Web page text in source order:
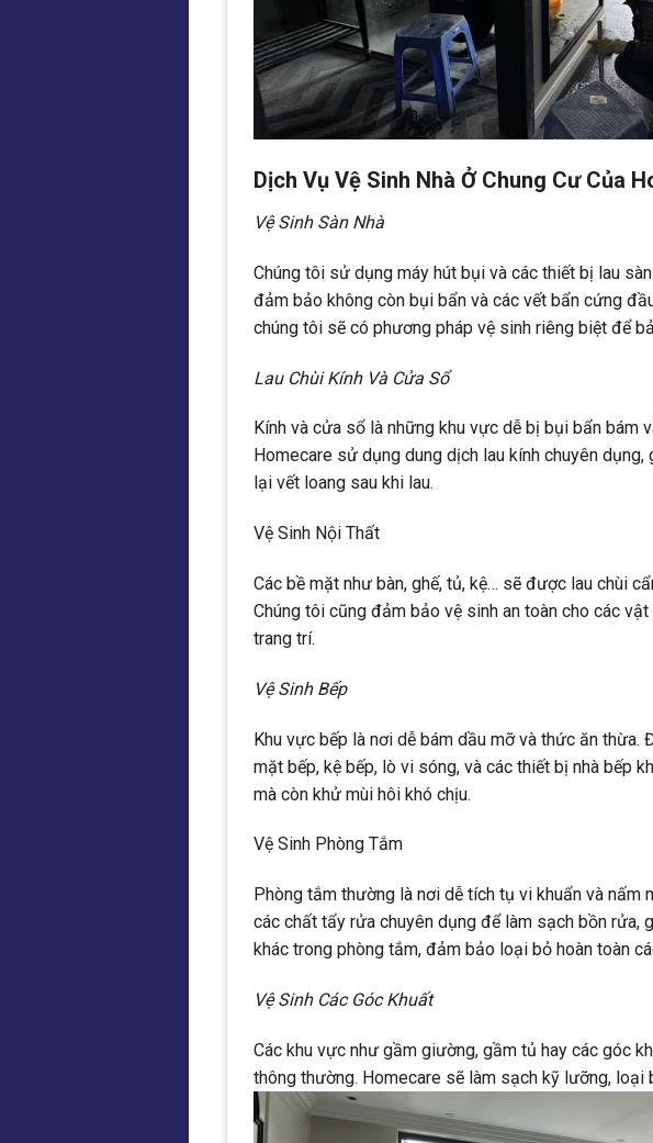
Dịch Vụ Vệ Sinh Nhà Ở Chung Cư Của
Vệ Sinh Sàn Nhà
Chúng tôi sử dụng máy hút bụi và các thiết bị lau
đảm bảo không còn bụi bẩn và các vết bẩn cứng
chúng tôi sẽ có phương pháp vệ sinh riêng biệt để
Lau Chùi Kính Và Cửa Sổ
Kính và cửa sổ là những khu vực dễ bị bụi bẩn bám
Homecare sử dụng dung dịch lau kính chuyên
lại vết loang sau khi lau.
Vệ Sinh Nội Thất
Các bề mặt như bàn, ghế, tủ, kệ… sẽ được lau chùi
Chúng tôi cũng đảm bảo vệ sinh an toàn cho các
trang trí.
Vệ Sinh Bếp
Khu vực bếp là nơi dễ bám dầu mỡ và thức ăn
mặt bếp, kệ bếp, lò vi sóng, và các thiết bị nhà bếp
mà còn khử mùi hôi khó chịu.
Vệ Sinh Phòng Tắm
Phòng tắm thường là nơi dễ tích tụ vi khuẩn và
các chất tẩy rửa chuyên dụng để làm sạch bồn rửa,
khác trong phòng tắm, đảm bảo loại bỏ hoàn toàn
Vệ Sinh Các Góc Khuất
Các khu vực như gầm giường, gầm tủ hay các góc
thông thường. Homecare sẽ làm sạch kỹ lưỡng, loại